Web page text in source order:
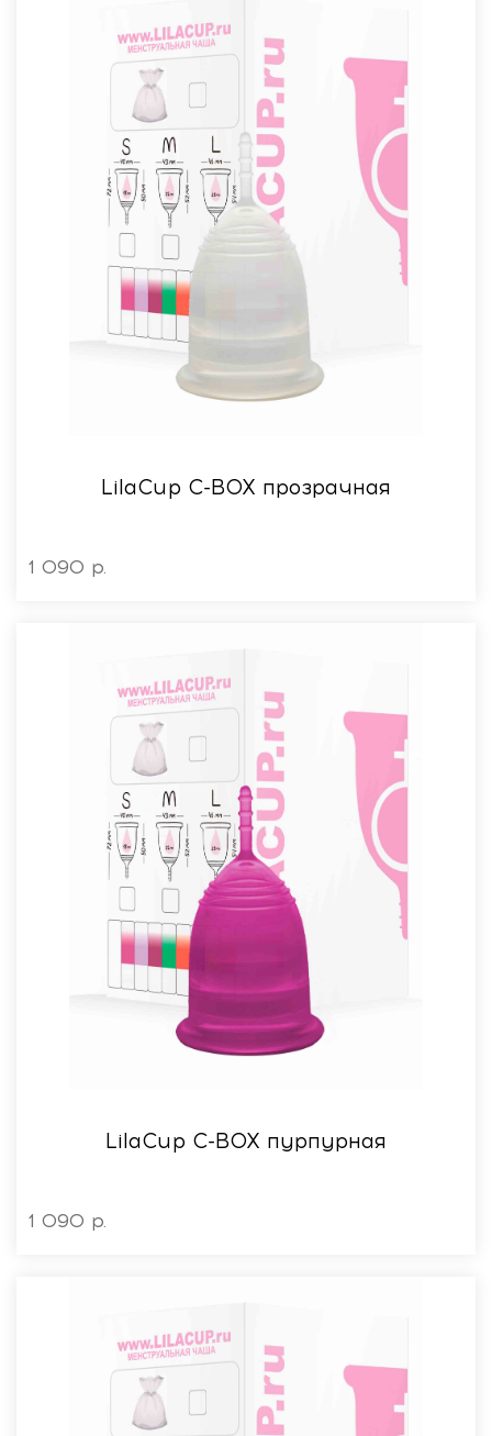
LilaСup C-BOX прозрачная
1 090 р.
LilaСup C-BOX пурпурная
1 090 р.